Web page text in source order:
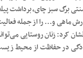
برگ سبز چای، برداشت
ماهی و..‌. را از جمله
کرد: زنان روستایی می
در حفاظت از محیط